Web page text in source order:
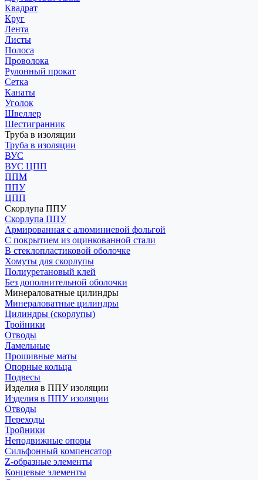
Квадрат
Круг
Лента
Листы
Полоса
Проволока
Рулонный прокат
Сетка
Канаты
Уголок
Швеллер
Шестигранник
Труба в изоляции
Труба в изоляции
ВУС
ВУС ЦПП
ППМ
ППУ
ЦПП
Скорлупа ППУ
Скорлупа ППУ
Армированная с алюминиевой фольгой
С покрытием из оцинкованной стали
В стеклопластиковой оболочке
Хомуты для скорлупы
Полиуретановый клей
Без дополнительной оболочки
Минераловатные цилиндры
Минераловатные цилиндры
Цилиндры (скорлупы)
Тройники
Отводы
Ламельные
Прошивные маты
Опорные кольца
Подвесы
Изделия в ППУ изоляции
Изделия в ППУ изоляции
Отводы
Переходы
Тройники
Неподвижные опоры
Cильфонный компенсатор
Z-образные элементы
Концевые элементы